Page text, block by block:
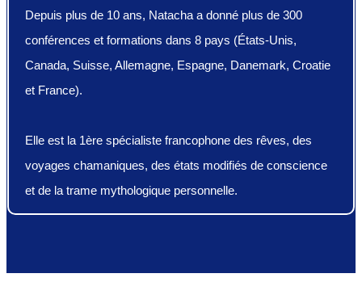
Depuis plus de 10 ans, Natacha a donné plus de 300
conférences et formations dans 8 pays (États-Unis,
Canada, Suisse, Allemagne, Espagne, Danemark, Croatie
et France).
Elle est la 1ère spécialiste francophone des rêves, des
voyages chamaniques, des états modifiés de conscience
et de la trame mythologique personnelle.